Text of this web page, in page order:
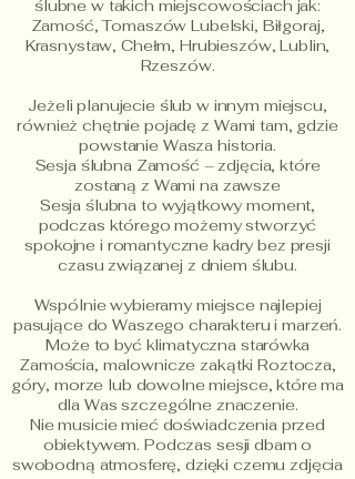
ślubne w takich miejscowościach jak:
Zamość, Tomaszów Lubelski, Biłgoraj,
Krasnystaw, Chełm, Hrubieszów, Lublin,
Rzeszów.
Jeżeli planujecie ślub w innym miejscu,
również chętnie pojadę z Wami tam, gdzie
powstanie Wasza historia.
Sesja ślubna Zamość – zdjęcia, które
zostaną z Wami na zawsze
Sesja ślubna to wyjątkowy moment,
podczas którego możemy stworzyć
spokojne i romantyczne kadry bez presji
czasu związanej z dniem ślubu.
Wspólnie wybieramy miejsce najlepiej
pasujące do Waszego charakteru i marzeń.
Może to być klimatyczna starówka
Zamościa, malownicze zakątki Roztocza,
góry, morze lub dowolne miejsce, które ma
dla Was szczególne znaczenie.
Nie musicie mieć doświadczenia przed
obiektywem. Podczas sesji dbam o
swobodną atmosferę, dzięki czemu zdjęcia